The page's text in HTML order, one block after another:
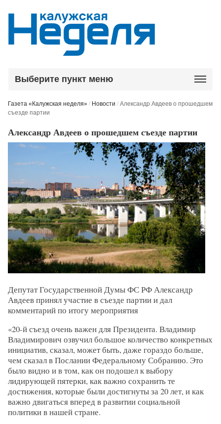
Выберите пункт меню
Газета «Калужская неделя» / Новости /Александр Авдеев о прошедшем
съезде партии
Александр Авдеев о прошедшем съезде партии
Депутат Государственной Думы ФС РФ Александр
Авдеев принял участие в съезде партии и дал
комментарий по итогу мероприятия
«20-й съезд очень важен для Президента. Владимир
Владимирович озвучил большое количество конкретных
инициатив, сказал, может быть, даже гораздо больше,
чем сказал в Послании Федеральному Собранию. Это
было видно и в том, как он подошел к выбору
лидирующей пятерки, как важно сохранить те
достижения, которые были достигнуты за 20 лет, и как
важно двигаться вперед в развитии социальной
политики в нашей стране.